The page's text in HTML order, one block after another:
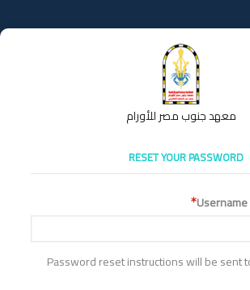
معهد جنوب مصر للأورام
RESET YOUR PASSWORD
Password reset instructions will be sent